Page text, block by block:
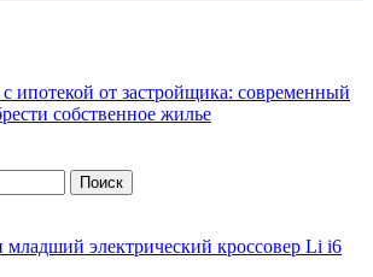
ипотекой от застройщика: современный
собственное жилье
Поиск
электрический кроссовер Li i6